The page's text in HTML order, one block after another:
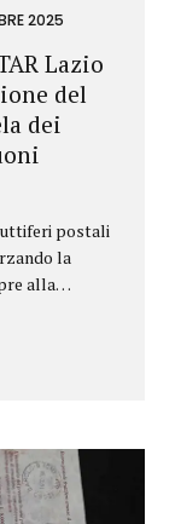
2025
Lazio
del
dei
postali
la
alla